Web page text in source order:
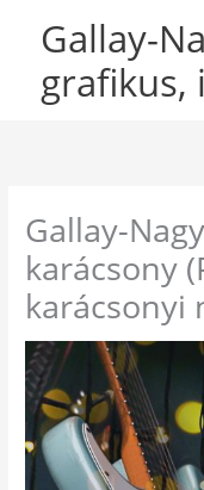
content
Gallay-
Gallay-
karácsony
karácsonyi